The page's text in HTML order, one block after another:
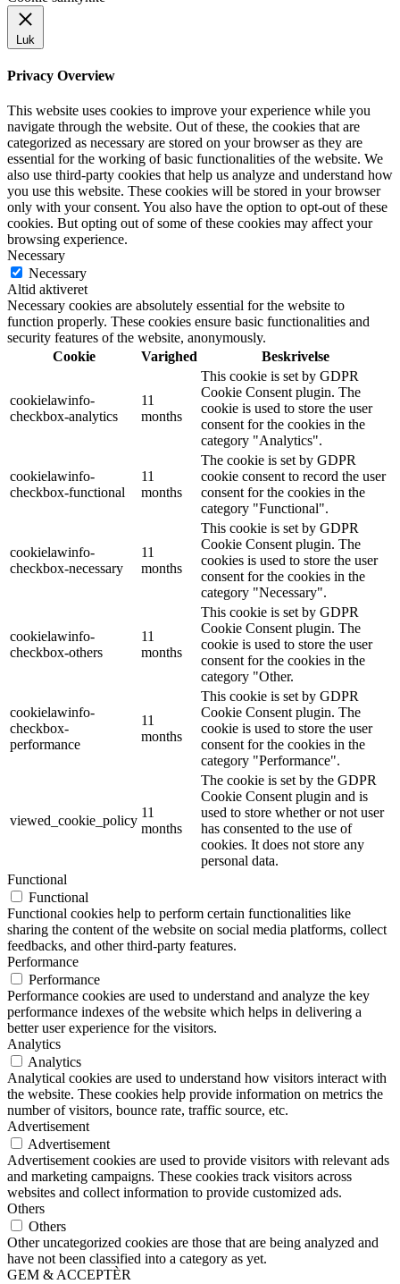
Luk
Privacy Overview
This website uses cookies to improve your experience while you
navigate through the website. Out of these, the cookies that are
categorized as necessary are stored on your browser as they are
essential for the working of basic functionalities of the website. We
also use third-party cookies that help us analyze and understand how
you use this website. These cookies will be stored in your browser
only with your consent. You also have the option to opt-out of these
cookies. But opting out of some of these cookies may affect your
browsing experience.
Necessary
Necessary
Altid aktiveret
Necessary cookies are absolutely essential for the website to
function properly. These cookies ensure basic functionalities and
security features of the website, anonymously.
Cookie
Varighed Beskrivelse
cookielawinfo-
checkbox-analytics
11
months
This cookie is set by GDPR
Cookie Consent plugin. The
cookie is used to store the user
consent for the cookies in the
category "Analytics".
cookielawinfo-
checkbox-functional
11
months
The cookie is set by GDPR
cookie consent to record the user
consent for the cookies in the
category "Functional".
cookielawinfo-
checkbox-necessary
11
months
This cookie is set by GDPR
Cookie Consent plugin. The
cookies is used to store the user
consent for the cookies in the
category "Necessary".
cookielawinfo-
checkbox-others
11
months
This cookie is set by GDPR
Cookie Consent plugin. The
cookie is used to store the user
consent for the cookies in the
category "Other.
cookielawinfo-
checkbox-
performance
11
months
This cookie is set by GDPR
Cookie Consent plugin. The
cookie is used to store the user
consent for the cookies in the
category "Performance".
viewed_cookie_policy
11
months
The cookie is set by the GDPR
Cookie Consent plugin and is
used to store whether or not user
has consented to the use of
cookies. It does not store any
personal data.
Functional
Functional
Functional cookies help to perform certain functionalities like
sharing the content of the website on social media platforms, collect
feedbacks, and other third-party features.
Performance
Performance
Performance cookies are used to understand and analyze the key
performance indexes of the website which helps in delivering a
better user experience for the visitors.
Analytics
Analytics
Analytical cookies are used to understand how visitors interact with
the website. These cookies help provide information on metrics the
number of visitors, bounce rate, traffic source, etc.
Advertisement
Advertisement
Advertisement cookies are used to provide visitors with relevant ads
and marketing campaigns. These cookies track visitors across
websites and collect information to provide customized ads.
Others
Others
Other uncategorized cookies are those that are being analyzed and
have not been classified into a category as yet.
GEM & ACCEPTÈR